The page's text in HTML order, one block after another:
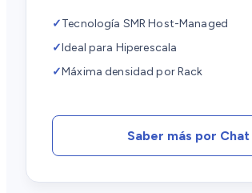
✓Tecnología SMR Host-Managed
✓Ideal para Hiperescala
✓Máxima densidad por Rack
Saber más por Chat